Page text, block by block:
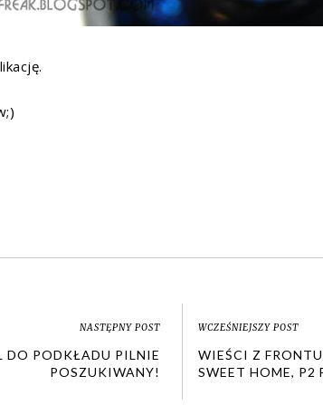
NASTĘPNY POST
DO PODKŁADU PILNIE
POSZUKIWANY!
WCZEŚNIEJSZY POST
WIEŚCI Z
SWEET HOME, P2